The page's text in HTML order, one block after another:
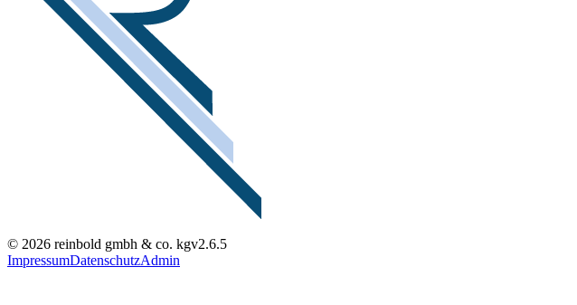
© 2026 reinbold gmbh & co. kgv2.6.5
ImpressumDatenschutzAdmin